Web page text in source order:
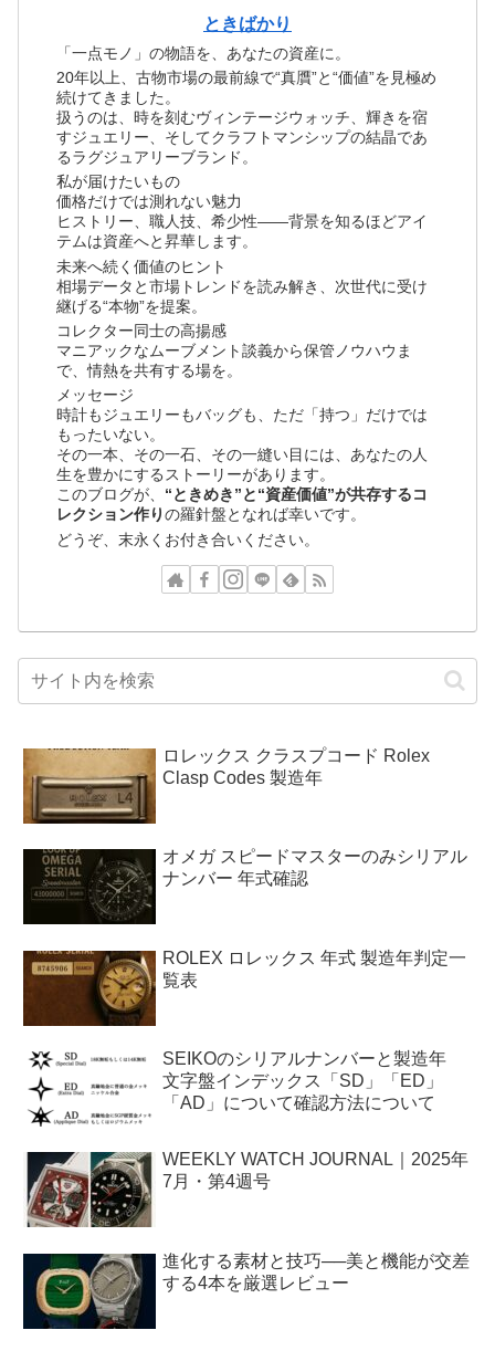
ときばかり
「一点モノ」の物語を、あなたの資産に。
20年以上、古物市場の最前線で“真贋”と“価値”を見極め
続けてきました。
扱うのは、時を刻むヴィンテージウォッチ、輝きを宿
すジュエリー、そしてクラフトマンシップの結晶であ
るラグジュアリーブランド。
私が届けたいもの
価格だけでは測れない魅力
ヒストリー、職人技、希少性――背景を知るほどアイ
テムは資産へと昇華します。
未来へ続く価値のヒント
相場データと市場トレンドを読み解き、次世代に受け
継げる“本物”を提案。
コレクター同士の高揚感
マニアックなムーブメント談義から保管ノウハウま
で、情熱を共有する場を。
メッセージ
時計もジュエリーもバッグも、ただ「持つ」だけでは
もったいない。
その一本、その一石、その一縫い目には、あなたの人
生を豊かにするストーリーがあります。
このブログが、 “ときめき”と“資産価値”が共存するコ
レクション作りの羅針盤となれば幸いです。
どうぞ、末永くお付き合いください。
ロレックス クラスプコード Rolex
Clasp Codes 製造年
オメガ スピードマスターのみシリアル
ナンバー 年式確認
ROLEX ロレックス 年式 製造年判定一
覧表
SEIKOのシリアルナンバーと製造年
文字盤インデックス「SD」「ED」
「AD」について確認方法について
WEEKLY WATCH JOURNAL｜2025年
7月・第4週号
進化する素材と技巧──美と機能が交差
する4本を厳選レビュー